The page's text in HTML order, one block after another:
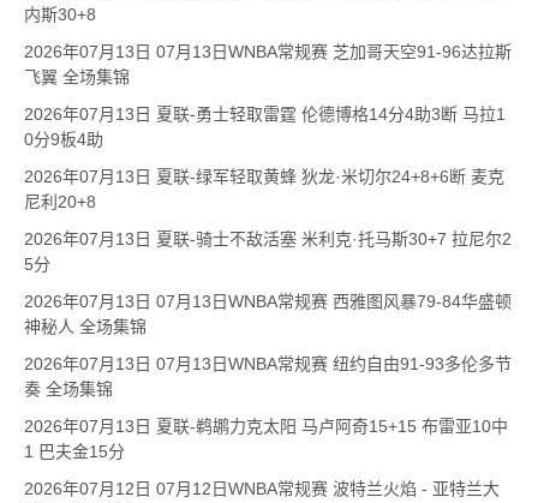
内斯30+8
2026年07月13日 07月13日WNBA常规赛 芝加哥天空91-96达拉斯
飞翼 全场集锦
2026年07月13日 夏联-勇士轻取雷霆 伦德博格14分4助3断 马拉1
0分9板4助
2026年07月13日 夏联-绿军轻取黄蜂 狄龙·米切尔24+8+6断 麦克
尼利20+8
2026年07月13日 夏联-骑士不敌活塞 米利克·托马斯30+7 拉尼尔2
5分
2026年07月13日 07月13日WNBA常规赛 西雅图风暴79-84华盛顿
神秘人 全场集锦
2026年07月13日 07月13日WNBA常规赛 纽约自由91-93多伦多节
奏 全场集锦
2026年07月13日 夏联-鹈鹕力克太阳 马卢阿奇15+15 布雷亚10中
1 巴夫金15分
2026年07月12日 07月12日WNBA常规赛 波特兰火焰 - 亚特兰大